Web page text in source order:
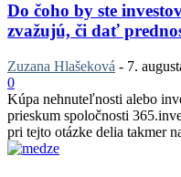
Do čoho by ste
zvažujú, či dať
Zuzana Hlašeková - 7.
0
Kúpa nehnuteľnosti alebo
prieskum spoločnosti
pri tejto otázke delia takmer